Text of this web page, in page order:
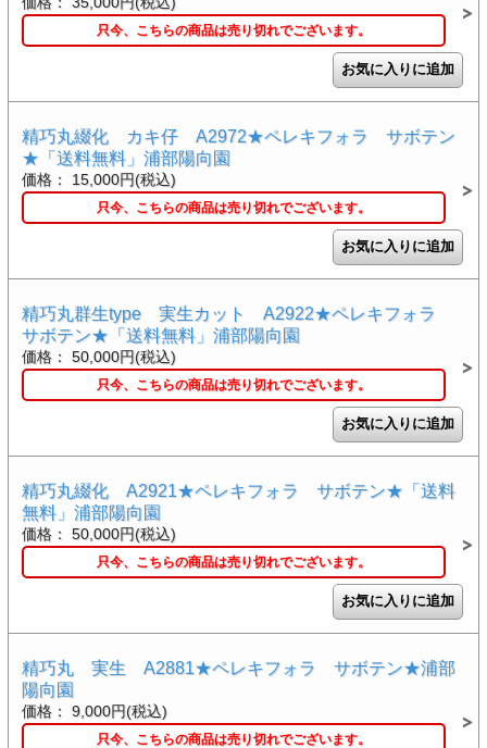
只今、こちらの商品は売り切れでございます。
精巧丸綴化 カキ仔 A2972★ペレキフォラ サボテン
★「送料無料」浦部陽向園
価格： 15,000円(税込)
只今、こちらの商品は売り切れでございます。
精巧丸群生type 実生カット A2922★ペレキフォラ
サボテン★「送料無料」浦部陽向園
価格： 50,000円(税込)
只今、こちらの商品は売り切れでございます。
精巧丸綴化 A2921★ペレキフォラ サボテン★「送料
無料」浦部陽向園
価格： 50,000円(税込)
只今、こちらの商品は売り切れでございます。
精巧丸 実生 A2881★ペレキフォラ サボテン★浦部
陽向園
価格： 9,000円(税込)
只今、こちらの商品は売り切れでございます。